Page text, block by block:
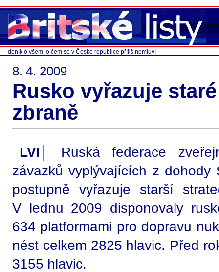
deník o všem, o čem se v České republice příliš nemluví
8. 4. 2009
Rusko vyřazuje
zbraně
LVI│
Ruská federace
závazků vyplývajících z dohody
postupně vyřazuje starší
V lednu 2009 disponovaly
634 platformami pro dopravu
nést celkem 2825 hlavic. Před
3155 hlavic.